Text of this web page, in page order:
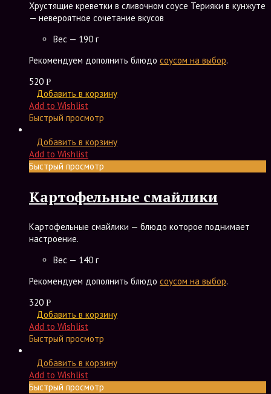
Хрустящие креветки в сливочном соусе Терияки в кунжуте
— невероятное сочетание вкусов
Вес — 190 г
Рекомендуем дополнить блюдо соусом на выбор.
520 Р
Добавить в корзину
Add to Wishlist
Быстрый просмотр
Добавить в корзину
Add to Wishlist
Быстрый просмотр
Картофельные смайлики
Картофельные смайлики — блюдо которое поднимает
настроение.
Вес — 140 г
Рекомендуем дополнить блюдо соусом на выбор.
320 Р
Добавить в корзину
Add to Wishlist
Быстрый просмотр
Добавить в корзину
Add to Wishlist
Быстрый просмотр